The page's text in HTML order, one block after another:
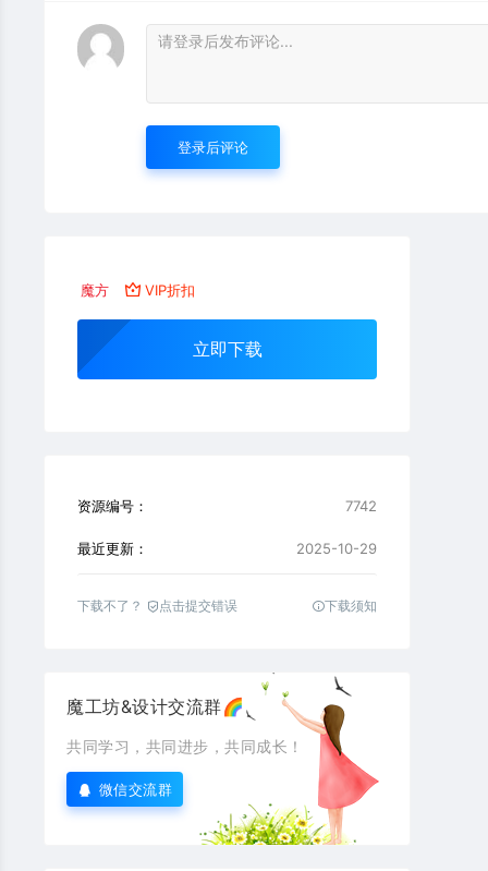
登录后评论
魔方 VIP折扣
立即下载
资源编号： 7742
最近更新： 2025-10-29
下载不了？ 点击提交错误 下载须知
魔工坊&设计交流群🌈
共同学习，共同进步，共同成长！
微信交流群